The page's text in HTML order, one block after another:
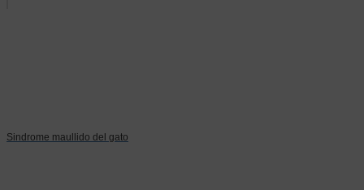
Sindrome maullido del gato